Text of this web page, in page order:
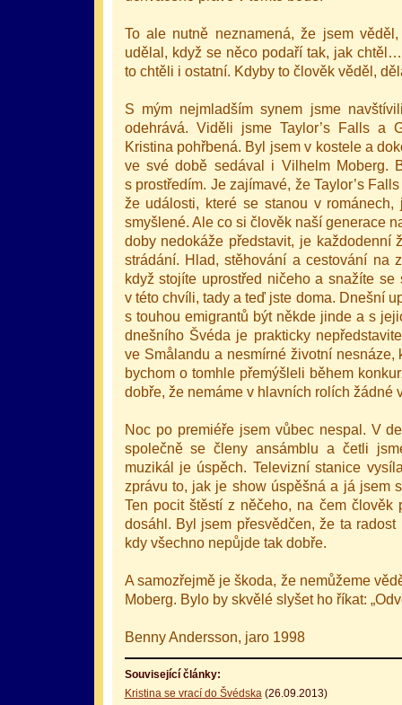
To ale nutně neznamená, že jsem
udělal, když se něco podaří tak, jak
to chtěli i ostatní. Kdyby to člověk věděl,
S mým nejmladším synem jsme
odehrává. Viděli jsme Taylor’s Falls a
Kristina pohřbená. Byl jsem v kostele a
ve své době sedával i Vilhelm Moberg.
s prostředím. Je zajímavé, že Taylor’s
že události, které se stanou v
smyšlené. Ale co si člověk naší generace
doby nedokáže představit, je každodenní
strádání. Hlad, stěhování a cestování na
když stojíte uprostřed ničeho a snažíte
v této chvíli, tady a teď jste doma. Dnešní
s touhou emigrantů být někde jinde a s
dnešního Švéda je prakticky
ve Smålandu a nesmírné životní
bychom o tomhle přemýšleli během
dobře, že nemáme v hlavních rolích žádné
Noc po premiéře jsem vůbec nespal. V
společně se členy ansámblu a četli
muzikál je úspěch. Televizní stanice
zprávu to, jak je show úspěšná a já jsem
Ten pocit štěstí z něčeho, na čem člověk
dosáhl. Byl jsem přesvědčen, že ta
kdy všechno nepůjde tak dobře.
A samozřejmě je škoda, že nemůžeme
Moberg. Bylo by skvělé slyšet ho říkat:
Benny Andersson, jaro 1998
Související články:
Kristina se vrací do Švédska (26.09.2013)